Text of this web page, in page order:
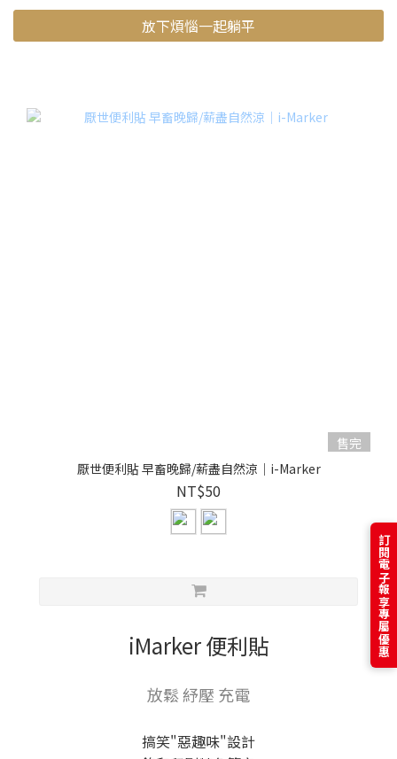
放下煩惱一起躺平
售完
厭世便利貼 早畜晚歸/薪盡自然涼｜i-Marker
NT$50
iMarker 便利貼
放鬆 紓壓 充電
搞笑"惡趣味"設計
訂閱電子報享專屬優惠